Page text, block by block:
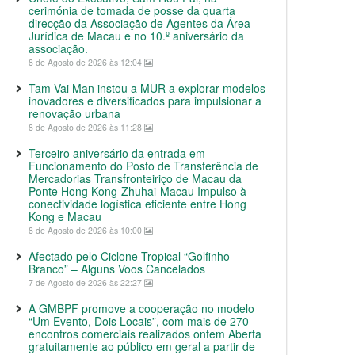
cerimónia de tomada de posse da quarta
direcção da Associação de Agentes da Área
Jurídica de Macau e no 10.º aniversário da
associação.
8 de Agosto de 2026 às 12:04
Tam Vai Man instou a MUR a explorar modelos
inovadores e diversificados para impulsionar a
renovação urbana
8 de Agosto de 2026 às 11:28
Terceiro aniversário da entrada em
Funcionamento do Posto de Transferência de
Mercadorias Transfronteiriço de Macau da
Ponte Hong Kong-Zhuhai-Macau Impulso à
conectividade logística eficiente entre Hong
Kong e Macau
8 de Agosto de 2026 às 10:00
Afectado pelo Ciclone Tropical “Golfinho
Branco” – Alguns Voos Cancelados
7 de Agosto de 2026 às 22:27
A GMBPF promove a cooperação no modelo
“Um Evento, Dois Locais”, com mais de 270
encontros comerciais realizados ontem Aberta
gratuitamente ao público em geral a partir de